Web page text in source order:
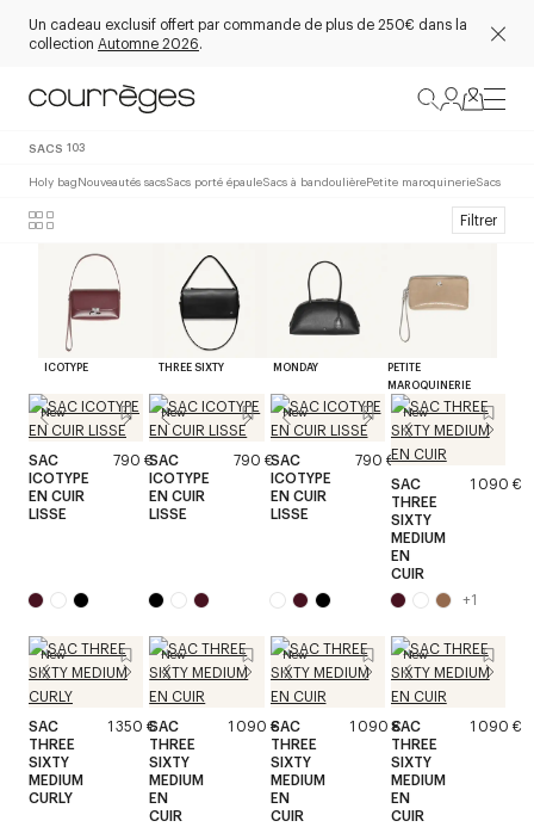
Un cadeau exclusif offert par commande de plus de 250€ dans la
collection Automne 2026.
SACS 103
Holy bagNouveautés sacsSacs porté épauleSacs à bandoulièrePetite maroquinerieSacs noirs
Filtrer
ICOTYPE THREE SIXTY MONDAY
PETITE
MAROQUINERIE
New
SAC
ICOTYPE
EN CUIR
LISSE
790 €
New
SAC
ICOTYPE
EN CUIR
LISSE
790 €
New
SAC
ICOTYPE
EN CUIR
LISSE
790 €
New
SAC
THREE
SIXTY
MEDIUM
EN
CUIR
1 090 €
+1
New
SAC
THREE
SIXTY
MEDIUM
CURLY
1 350 €
New
SAC
THREE
SIXTY
MEDIUM
EN
CUIR
1 090 €
New
SAC
THREE
SIXTY
MEDIUM
EN
CUIR
1 090 €
New
SAC
THREE
SIXTY
MEDIUM
EN
CUIR
1 090 €